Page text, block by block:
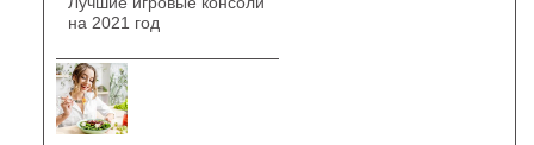
на 2021 год